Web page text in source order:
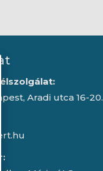
Aradi utca 16-20.